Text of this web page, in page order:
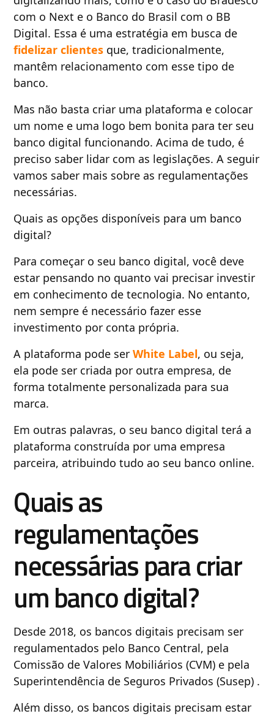
com o Next e o Banco do Brasil com o BB
Digital. Essa é uma estratégia em busca de
fidelizar clientes que, tradicionalmente,
mantêm relacionamento com esse tipo de
banco.
Mas não basta criar uma plataforma e colocar
um nome e uma logo bem bonita para ter seu
banco digital funcionando. Acima de tudo, é
preciso saber lidar com as legislações. A seguir
vamos saber mais sobre as regulamentações
necessárias.
Quais as opções disponíveis para um banco
digital?
Para começar o seu banco digital, você deve
estar pensando no quanto vai precisar investir
em conhecimento de tecnologia. No entanto,
nem sempre é necessário fazer esse
investimento por conta própria.
A plataforma pode serWhite Label, ou seja,
ela pode ser criada por outra empresa, de
forma totalmente personalizada para sua
marca.
Em outras palavras, o seu banco digital terá a
plataforma construída por uma empresa
parceira, atribuindo tudo ao seu banco online.
Quais as
regulamentações
necessárias para criar
um banco digital?
Desde 2018, os bancos digitais precisam ser
regulamentados pelo Banco Central, pela
Comissão de Valores Mobiliários (CVM) e pela
Superintendência de Seguros Privados (Susep) .
Além disso, os bancos digitais precisam estar